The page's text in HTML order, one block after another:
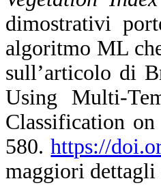
dimostrativi
algoritmo ML
sull’articolo di
Using Multi-
Classification
580.https://
maggiori dettagli